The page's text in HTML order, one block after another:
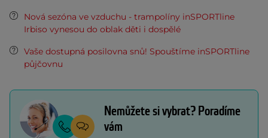
Nová sezóna ve vzduchu - trampolíny inSPORTline
Irbiso vynesou do oblak děti i dospělé
Vaše dostupná posilovna snů! Spouštíme inSPORTline
půjčovnu
Nemůžete si vybrat? Poradíme
vám